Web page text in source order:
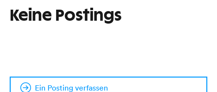
Keine Postings
Ein Posting verfassen